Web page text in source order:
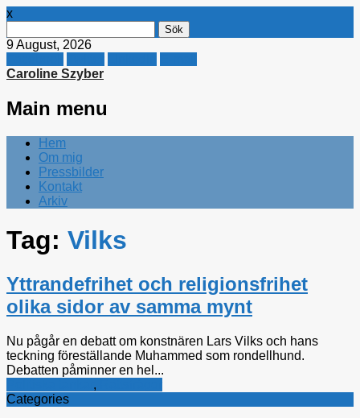
x
efter:
9 August, 2026
Caroline Szyber
Main menu
Skip
content
Hem
Om mig
Pressbilder
Kontakt
Arkiv
Tag: Vilks
Yttrandefrihet och religionsfrihet
olika sidor av samma mynt
Nu pågår en debatt om konstnären Lars Vilks och hans
teckning föreställande Muhammed som rondellhund.
Debatten påminner en hel...
,
Categories